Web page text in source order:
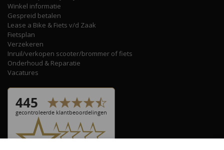
Winkel informatie
Gespreid betalen
Lease a Bike & Fiets v/d Zaak
Fietsplan
Verzekeren
Inruil/verkopen scooter/brommer of fiets
Onderhoud & Reparatie
Vacatures